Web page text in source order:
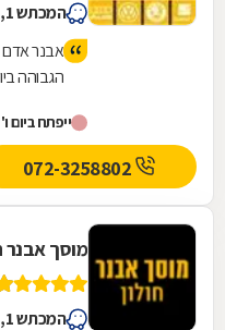
המכתש 1, חולון
אבנר אדם
הגבוהה
ייפתח ביום ו' ב-
מוסך אבנר
המכתש 1, חולון